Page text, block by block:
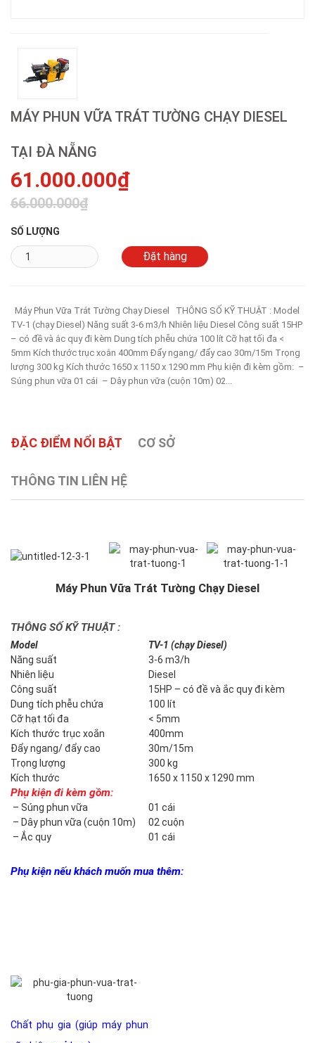
MÁY PHUN VỮA TRÁT TƯỜNG CHẠY DIESEL
TẠI ĐÀ NẴNG
61.000.000₫
66.000.000₫
SỐ LƯỢNG
Máy Phun Vữa Trát Tường Chạy Diesel THÔNG SỐ KỸ THUẬT : Model
TV-1 (chạy Diesel) Năng suất 3-6 m3/h Nhiên liệu Diesel Công suất 15HP
– có đề và ắc quy đi kèm Dung tích phễu chứa 100 lít Cỡ hạt tối đa <
5mm Kích thước trục xoắn 400mm Đẩy ngang/ đẩy cao 30m/15m Trọng
lượng 300 kg Kích thước 1650 x 1150 x 1290 mm Phụ kiện đi kèm gồm: –
Súng phun vữa 01 cái – Dây phun vữa (cuộn 10m) 02...
ĐẶC ĐIỂM NỔI BẬT CƠ SỞ
THÔNG TIN LIÊN HỆ
Máy Phun Vữa Trát Tường Chạy Diesel
THÔNG SỐ KỸ THUẬT :
Model
TV-1 (chạy Diesel)
Năng suất
3-6 m3/h
Nhiên liệu
Diesel
Công suất
15HP – có đề và ắc quy đi kèm
Dung tích phễu chứa
100 lít
Cỡ hạt tối đa
< 5mm
Kích thước trục xoắn
400mm
Đẩy ngang/ đẩy cao
30m/15m
Trọng lượng
300 kg
Kích thước
1650 x 1150 x 1290 mm
Phụ kiện đi kèm gồm:
– Súng phun vữa
01 cái
– Dây phun vữa (cuộn 10m)
02 cuộn
– Ắc quy
01 cái
Phụ kiện nếu khách muốn mua thêm:
Chất phụ gia (giúp máy phun